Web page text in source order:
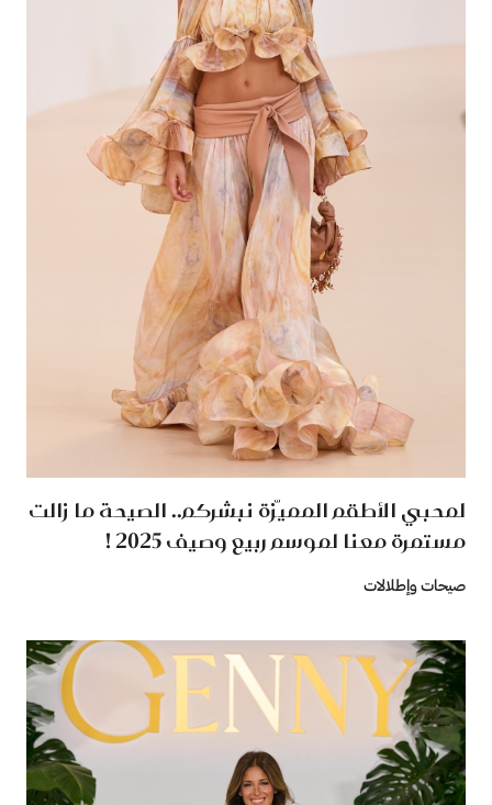
لمحبي الأطقم المميّزة نبشركم.. الصيحة ما زالت
مستمرة معنا لموسم ربيع وصيف 2025 !
صيحات وإطلالات